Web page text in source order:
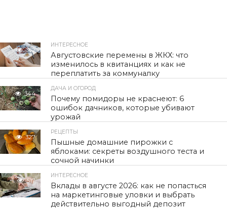
352
ИНТЕРЕСНОЕ
Августовские перемены в ЖКХ: что
изменилось в квитанциях и как не
переплатить за коммуналку
344
ДАЧА И ОГОРОД
Почему помидоры не краснеют: 6
ошибок дачников, которые убивают
урожай
327
РЕЦЕПТЫ
Пышные домашние пирожки с
яблоками: секреты воздушного теста и
сочной начинки
517
ИНТЕРЕСНОЕ
Вклады в августе 2026: как не попасться
на маркетинговые уловки и выбрать
действительно выгодный депозит